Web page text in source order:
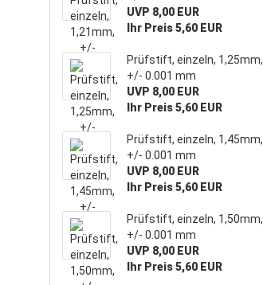
UVP 8,00 EUR
Ihr Preis 5,60 EUR
Prüfstift, einzeln, 1,25mm,
+/- 0.001 mm
UVP 8,00 EUR
Ihr Preis 5,60 EUR
Prüfstift, einzeln, 1,45mm,
+/- 0.001 mm
UVP 8,00 EUR
Ihr Preis 5,60 EUR
Prüfstift, einzeln, 1,50mm,
+/- 0.001 mm
UVP 8,00 EUR
Ihr Preis 5,60 EUR